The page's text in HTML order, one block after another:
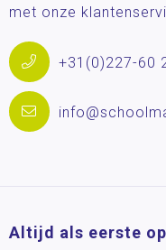
met onze
+31(0)227-60
Altijd als eerste